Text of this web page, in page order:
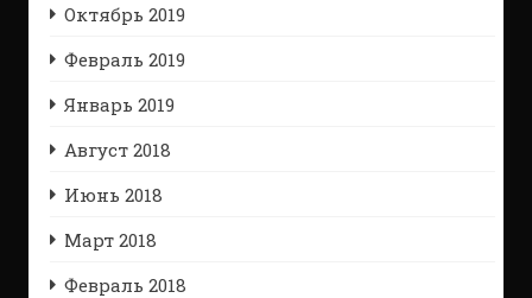
Октябрь 2019
Февраль 2019
Январь 2019
Август 2018
Июнь 2018
Март 2018
Февраль 2018